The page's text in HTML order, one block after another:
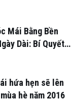
Mái Bằng Bền
Dài: Bí Quyết
hứa hẹn sẽ lên
hè năm 2016